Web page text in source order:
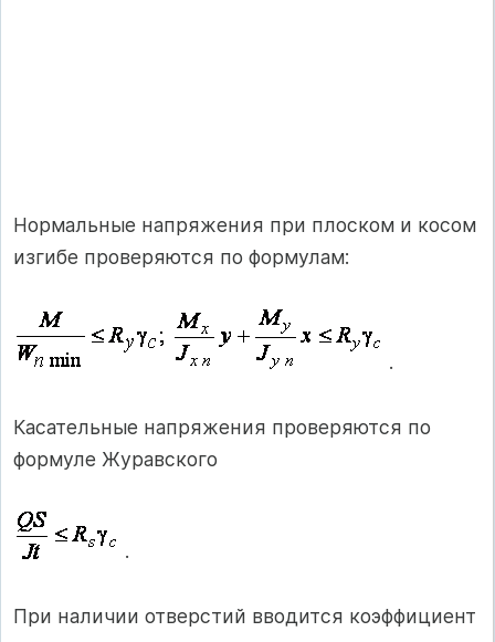
Нормальные напряжения при плоском и косом
изгибе проверяются по формулам:
.
Касательные напряжения проверяются по
формуле Журавского
.
При наличии отверстий вводится коэффициент